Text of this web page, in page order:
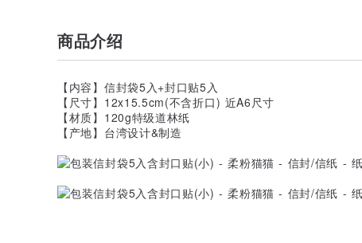
商品介绍
【内容】信封袋5入+封口贴5入
【尺寸】12x15.5cm(不含折口) 近A6尺寸
【材质】120g特级道林纸
【产地】台湾设计&制造